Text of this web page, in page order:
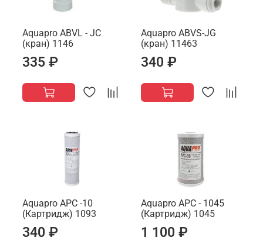
Aquapro ABVL - JC
(кран) 1146
335 ₽
Aquapro ABVS-JG
(кран) 11463
340 ₽
Aquapro APC -10
(Картридж) 1093
340 ₽
Aquapro AРС - 1045
(Картридж) 1045
1 100 ₽